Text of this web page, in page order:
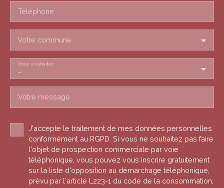
Téléphone
Votre commune
-
Vous souhaitez
Votre message
J'accepte le traitement de mes données personnelles
conformément au RGPD. Si vous ne souhaitez pas faire
l'objet de prospection commerciale par voie
téléphonique, vous pouvez vous inscrire gratuitement
sur la liste d'opposition au démarchage téléphonique,
prévu par l'article L223-1 du code de la consommation,